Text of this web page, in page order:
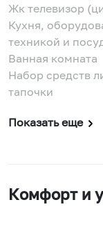
Жк телевизор
Кухня,
техникой и
Ванная комната
Набор средств
тапочки
Показать еще
Комфорт и